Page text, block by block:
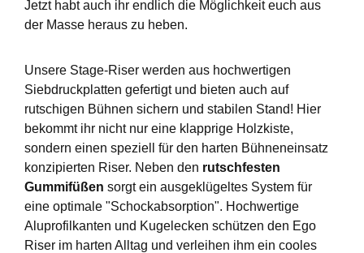
Jetzt habt auch ihr endlich die Möglichkeit euch aus
der Masse heraus zu heben.
Unsere Stage-Riser werden aus hochwertigen
Siebdruckplatten gefertigt und bieten auch auf
rutschigen Bühnen sichern und stabilen Stand! Hier
bekommt ihr nicht nur eine klapprige Holzkiste,
sondern einen speziell für den harten Bühneneinsatz
konzipierten Riser. Neben den rutschfesten
Gummifüßen sorgt ein ausgeklügeltes System für
eine optimale "Schockabsorption". Hochwertige
Aluprofilkanten und Kugelecken schützen den Ego
Riser im harten Alltag und verleihen ihm ein cooles